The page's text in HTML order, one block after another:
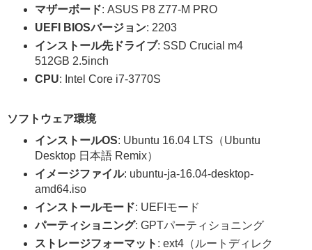
マザーボード: ASUS P8 Z77-M PRO
UEFI BIOSバージョン: 2203
インストール先ドライブ: SSD Crucial m4
512GB 2.5inch
CPU: Intel Core i7-3770S
ソフトウェア環境
インストールOS: Ubuntu 16.04 LTS（Ubuntu
Desktop 日本語 Remix）
イメージファイル: ubuntu-ja-16.04-desktop-
amd64.iso
インストールモード: UEFIモード
パーティショニング: GPTパーティショニング
ストレージフォーマット : ext4（ルートディレク